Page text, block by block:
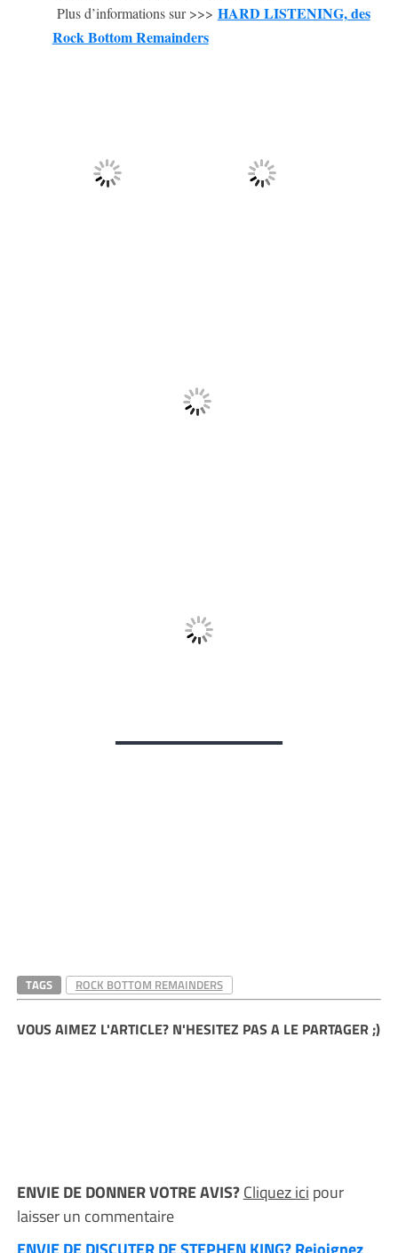
Plus d’informations sur >>> HARD LISTENING, des
Rock Bottom Remainders
TAGS ROCK BOTTOM REMAINDERS
VOUS AIMEZ L'ARTICLE? N'HESITEZ PAS A LE PARTAGER ;)
ENVIE DE DONNER VOTRE AVIS?Cliquez ici pour
laisser un commentaire